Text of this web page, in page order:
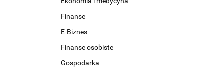
Finanse
E-Biznes
Finanse osobiste
Gospodarka